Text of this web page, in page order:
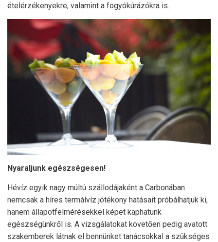
ételérzékenyekre, valamint a fogyókúrázókra is.
Nyaraljunk egészségesen!
Hévíz egyik nagy múltú szállodájaként a Carbonában
nemcsak a híres termálvíz jótékony hatásait próbálhatjuk ki,
hanem állapotfelmérésekkel képet kaphatunk
egészségünkről is. A vizsgálatokat követően pedig avatott
szakemberek látnak el bennünket tanácsokkal a szükséges